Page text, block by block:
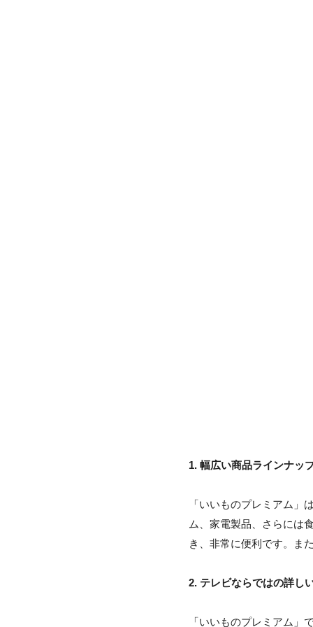
1. 幅広い商品ラインナッ
「いいものプレミアム
ム、家電製品、さらには
き、非常に便利です。ま
2. テレビならではの詳し
「いいものプレミアム